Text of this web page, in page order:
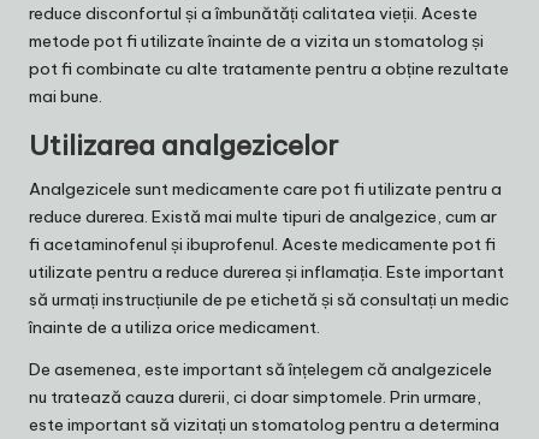
reduce disconfortul și a îmbunătăți calitatea vieții. Aceste
metode pot fi utilizate înainte de a vizita un stomatolog și
pot fi combinate cu alte tratamente pentru a obține rezultate
mai bune.
Utilizarea analgezicelor
Analgezicele sunt medicamente care pot fi utilizate pentru a
reduce durerea. Există mai multe tipuri de analgezice, cum ar
fi acetaminofenul și ibuprofenul. Aceste medicamente pot fi
utilizate pentru a reduce durerea și inflamația. Este important
să urmați instrucțiunile de pe etichetă și să consultați un medic
înainte de a utiliza orice medicament.
De asemenea, este important să înțelegem că analgezicele
nu tratează cauza durerii, ci doar simptomele. Prin urmare,
este important să vizitați un stomatolog pentru a determina